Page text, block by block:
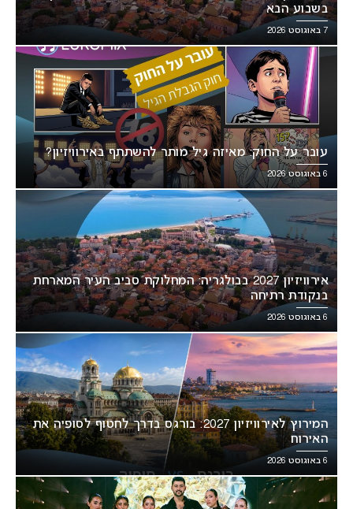
בשבוע הבא
7 באוגוסט 2026
עובר על החוק: מאיזה גיל מותר להשתתף באירוויזיון?
6 באוגוסט 2026
אירוויזיון 2027 בבולגריה: המחלוקת סביב העיר המארחת
בנקודת רתיחה
6 באוגוסט 2026
המירוץ לאירוויזיון 2027: בורגס בדרך לחטוף לסופיה את
האירוח
6 באוגוסט 2026